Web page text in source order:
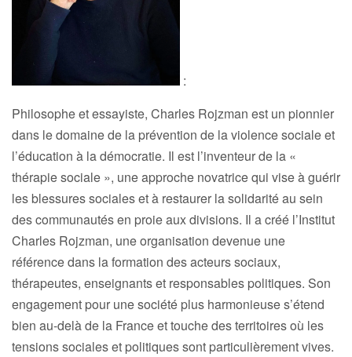
:
Philosophe et essayiste, Charles Rojzman est un pionnier
dans le domaine de la prévention de la violence sociale et
l’éducation à la démocratie. Il est l’inventeur de la «
thérapie sociale », une approche novatrice qui vise à guérir
les blessures sociales et à restaurer la solidarité au sein
des communautés en proie aux divisions. Il a créé l’Institut
Charles Rojzman, une organisation devenue une
référence dans la formation des acteurs sociaux,
thérapeutes, enseignants et responsables politiques. Son
engagement pour une société plus harmonieuse s’étend
bien au-delà de la France et touche des territoires où les
tensions sociales et politiques sont particulièrement vives.